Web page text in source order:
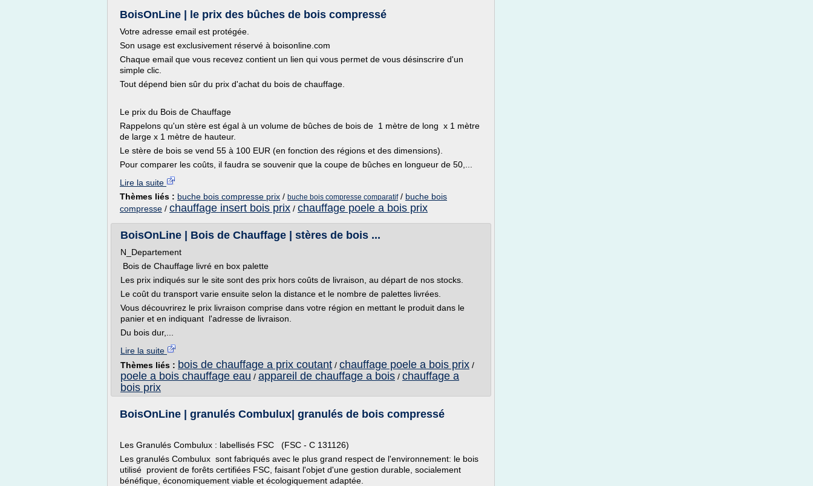
BoisOnLine | le prix des bûches de bois compressé
Votre adresse email est protégée.
Son usage est exclusivement réservé à boisonline.com
Chaque email que vous recevez contient un lien qui vous permet de vous désinscrire d'un
simple clic.
Tout dépend bien sûr du prix d'achat du bois de chauffage.
Le prix du Bois de Chauffage
Rappelons qu'un stère est égal à un volume de bûches de bois de 1 mètre de long x 1 mètre
de large x 1 mètre de hauteur.
Le stère de bois se vend 55 à 100 EUR (en fonction des régions et des dimensions).
Pour comparer les coûts, il faudra se souvenir que la coupe de bûches en longueur de 50,...
Lire la suite
Thèmes liés : buche bois compresse prix / buche bois compresse comparatif/ buche bois
compresse / chauffage insert bois prix / chauffage poele a bois prix
BoisOnLine | Bois de Chauffage | stères de bois ...
N_Departement
Bois de Chauffage livré en box palette
Les prix indiqués sur le site sont des prix hors coûts de livraison, au départ de nos stocks.
Le coût du transport varie ensuite selon la distance et le nombre de palettes livrées.
Vous découvrirez le prix livraison comprise dans votre région en mettant le produit dans le
panier et en indiquant l'adresse de livraison.
Du bois dur,...
Lire la suite
Thèmes liés : bois de chauffage a prix coutant / chauffage poele a bois prix /
poele a bois chauffage eau / appareil de chauffage a bois / chauffage a
bois prix
BoisOnLine | granulés Combulux| granulés de bois compressé
Les Granulés Combulux : labellisés FSC (FSC - C 131126)
Les granulés Combulux sont fabriqués avec le plus grand respect de l'environnement: le bois
utilisé provient de forêts certifiées FSC, faisant l'objet d'une gestion durable, socialement
bénéfique, économiquement viable et écologiquement adaptée.